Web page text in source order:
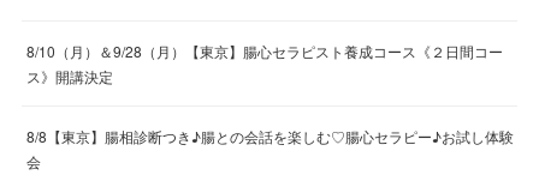
8/10（月）＆9/28（月）【東京】腸心セラピスト養成コース《２日間コー
ス》開講決定
8/8【東京】腸相診断つき♪腸との会話を楽しむ♡腸心セラピー♪お試し体験
会